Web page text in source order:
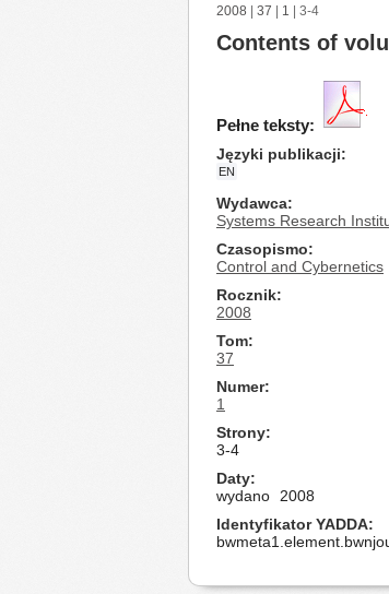
2008 37 1 | 3-4
Contents of
Pełne teksty:
Języki publikacji
EN
Wydawca
Systems Research
Czasopismo
Control and Cybernetics
Rocznik
2008
Tom
37
Numer
1
Strony
3-4
Daty
wydano
2008
Identyfikator YADDA